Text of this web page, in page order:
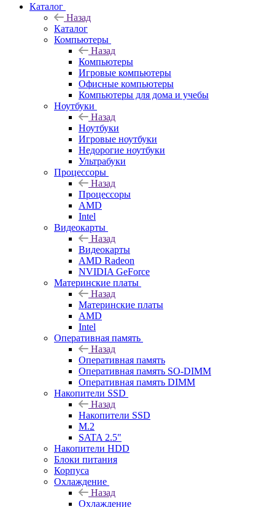
Каталог
Назад
Каталог
Компьютеры
Назад
Компьютеры
Игровые компьютеры
Офисные компьютеры
Компьютеры для дома и учебы
Ноутбуки
Назад
Ноутбуки
Игровые ноутбуки
Недорогие ноутбуки
Ультрабуки
Процессоры
Назад
Процессоры
AMD
Intel
Видеокарты
Назад
Видеокарты
AMD Radeon
NVIDIA GeForce
Материнские платы
Назад
Материнские платы
AMD
Intel
Оперативная память
Назад
Оперативная память
Оперативная память SO-DIMM
Оперативная память DIMM
Накопители SSD
Назад
Накопители SSD
M.2
SATA 2.5"
Накопители HDD
Блоки питания
Корпуса
Охлаждение
Назад
Охлаждение